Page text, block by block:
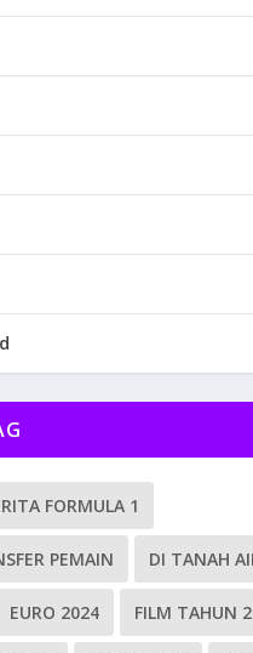
FORMULA 1
PEMAIN DI TANAH
EURO 2024 FILM TAHUN